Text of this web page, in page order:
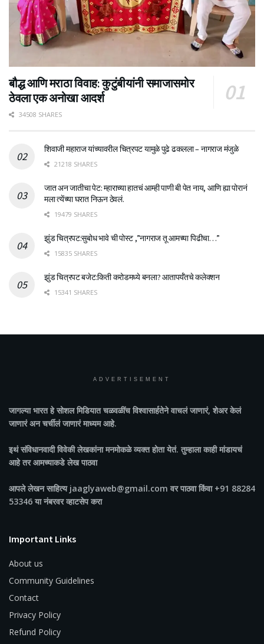
बौद्ध आणि मराठा विवाह: कुटुंबीयांनी समाजासमोर
ठेवला एक अनोखा आदर्श
34508 SHARES
शिवाजी महाराज यांच्यावरील चित्रपट यामुळे पुढे ढकलला – नागराज मंजुळे
21218 SHARES
जात अन जातीचा पेट: म्हाराच्या हातचं आम्ही पाणी बी पेत नाय, आणि ह्या पोरानं
मला त्येंच्या घरात निऊन ठेवलं.
19479 SHARES
झुंड चित्रपट:सुबोध भावे ची पोस्ट ,”नागराज तू आमच्या पिढीचा…”
15835 SHARES
झुंड चित्रपट बजेट:किती करोडमध्ये बनला? आतापर्यँतचे कलेक्शन
15341 SHARES
ADVERTISEMENT
जागल्या भारतहे सोशल मिडियात चळवळींच विश्वासार्हतेने वाचलं जाणारं, शेअर केलं
जाणारं अन चर्चीलं जाणारं माध्यम आहे.
इथं संविधानवादी विवेकी लेखकांना मनमोकळे व्यक्त होता येतं. तुम्हाला काही मांडायचं
आहे तर आमच्याकडे लेख पाठवा
आपले लेखन साहित्य jaaglyaweb@gmail.com वर पाठवा किंवा +91 88284
53346 या नंबरवर व्हाटसेप करा
Important Links
About us
Community Guidelines
Contact
Privacy Policy
Refund Policy